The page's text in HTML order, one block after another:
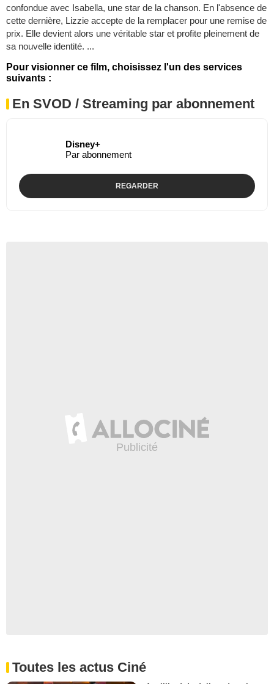
confondue avec Isabella, une star de la chanson. En l'absence de
cette dernière, Lizzie accepte de la remplacer pour une remise de
prix. Elle devient alors une véritable star et profite pleinement de
sa nouvelle identité. ...
Pour visionner ce film, choisissez l'un des services
suivants :
En SVOD / Streaming par abonnement
Disney+
Par abonnement
REGARDER
Toutes les actus Ciné